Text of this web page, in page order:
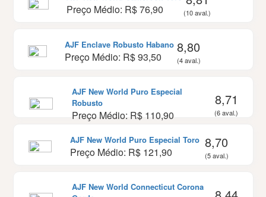
Preço Médio: R$ 76,90 (10 aval.)
AJF Enclave Robusto Habano
Preço Médio: R$ 93,50
8,80
(4 aval.)
AJF New World Puro Especial
Robusto
Preço Médio: R$ 110,90
8,71
(6 aval.)
AJF New World Puro Especial Toro
Preço Médio: R$ 121,90
8,70
(5 aval.)
AJF New World Connecticut Corona